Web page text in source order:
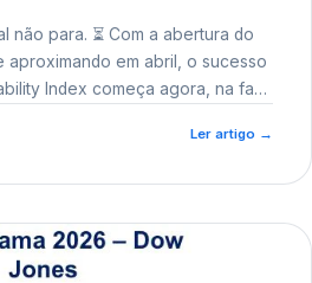
Com a abertura do
aproximando em abril, o sucesso
Index começa agora, na fase
Ler artigo →